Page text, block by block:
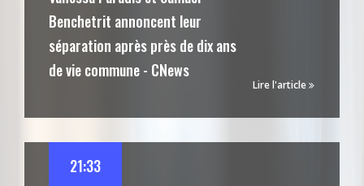
Benchetrit annoncent leur
séparation après près de dix ans
de vie commune - CNews
Lire l'article
21:33